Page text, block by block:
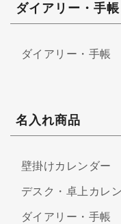
ダイアリー・手帳
ダイアリー・手帳
名入れ商品
壁掛けカレンダー
デスク・卓上カレ
ダイアリー・手帳